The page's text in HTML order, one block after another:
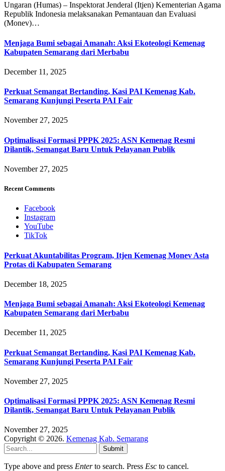
Ungaran (Humas) – Inspektorat Jenderal (Itjen) Kementerian Agama
Republik Indonesia melaksanakan Pemantauan dan Evaluasi
(Monev)…
Menjaga Bumi sebagai Amanah: Aksi Ekoteologi Kemenag
Kabupaten Semarang dari Merbabu
December 11, 2025
Perkuat Semangat Bertanding, Kasi PAI Kemenag Kab.
Semarang Kunjungi Peserta PAI Fair
November 27, 2025
Optimalisasi Formasi PPPK 2025: ASN Kemenag Resmi
Dilantik, Semangat Baru Untuk Pelayanan Publik
November 27, 2025
Recent Comments
Facebook
Instagram
YouTube
TikTok
Perkuat Akuntabilitas Program, Itjen Kemenag Monev Asta
Protas di Kabupaten Semarang
December 18, 2025
Menjaga Bumi sebagai Amanah: Aksi Ekoteologi Kemenag
Kabupaten Semarang dari Merbabu
December 11, 2025
Perkuat Semangat Bertanding, Kasi PAI Kemenag Kab.
Semarang Kunjungi Peserta PAI Fair
November 27, 2025
Optimalisasi Formasi PPPK 2025: ASN Kemenag Resmi
Dilantik, Semangat Baru Untuk Pelayanan Publik
November 27, 2025
Copyright © 2026. Kemenag Kab. Semarang
Submit
Type above and press Enterto search. Press Esc to cancel.